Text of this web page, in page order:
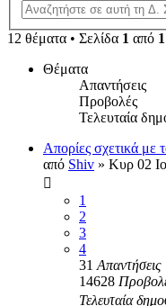
12 θέματα • Σελίδα 1 από 1
Θέματα
Απαντήσεις
Προβολές
Τελευταία
Απορίες σχετικά με
από Shiv » Κυρ 02
1
2
3
4
31 Απαντήσεις
14628
Τελευταία